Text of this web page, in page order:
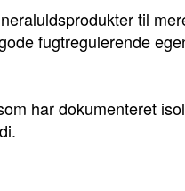
til
fugtregulerende
har dokumenteret